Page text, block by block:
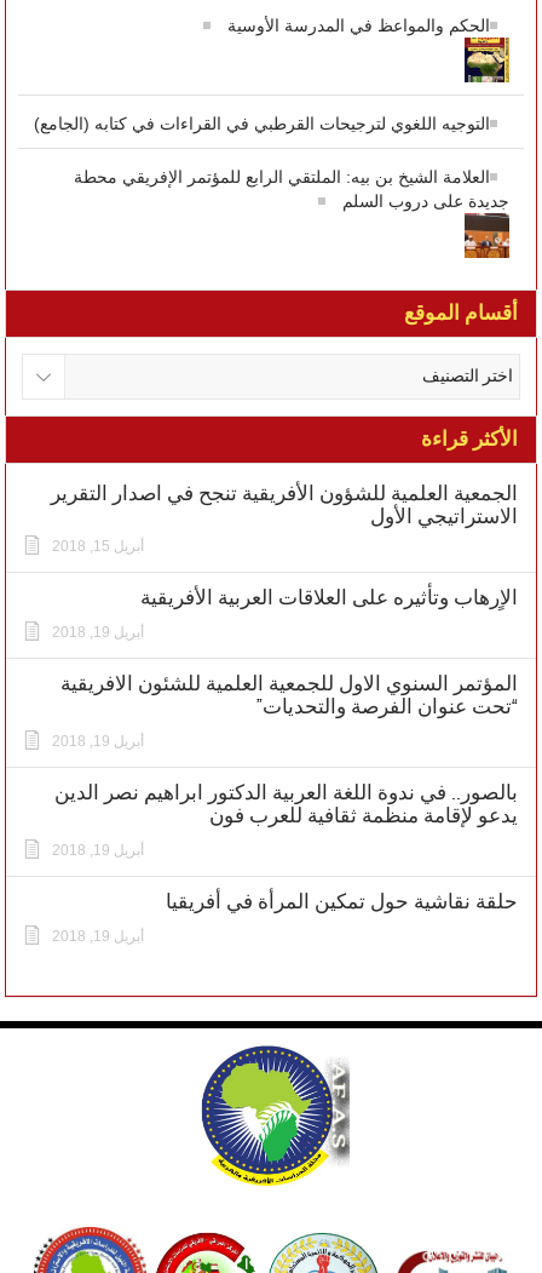
الحكم والمواعظ في المدرسة الأوسية
التوجيه اللغوي لترجيحات القرطبي في القراءات في كتابه (الجامع)
العلامة الشيخ بن بيه: الملتقي الرابع للمؤتمر الإفريقي محطة
جديدة على دروب السلم
أقسام الموقع
الأكثر قراءة
الجمعية العلمية للشؤون الأفريقية تنجح في اصدار التقرير
الاستراتيجي الأول
أبريل 15, 2018
الاٍرهاب وتأثيره على العلاقات العربية الأفريقية
أبريل 19, 2018
المؤتمر السنوي الاول للجمعية العلمية للشئون الافريقية
“تحت عنوان الفرصة والتحديات”
أبريل 19, 2018
بالصور.. في ندوة اللغة العربية الدكتور ابراهيم نصر الدين
يدعو لإقامة منظمة ثقافية للعرب فون
أبريل 19, 2018
حلقة نقاشية حول تمكين المرأة في أفريقيا
أبريل 19, 2018